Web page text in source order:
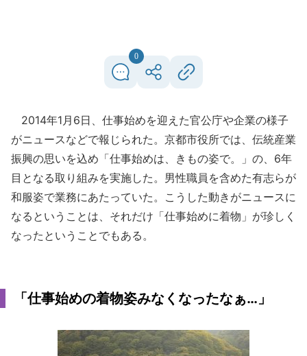
0
2014年1月6日、仕事始めを迎えた官公庁や企業の様子
がニュースなどで報じられた。京都市役所では、伝統産業
振興の思いを込め「仕事始めは、きもの姿で。」の、6年
目となる取り組みを実施した。男性職員を含めた有志らが
和服姿で業務にあたっていた。こうした動きがニュースに
なるということは、それだけ「仕事始めに着物」が珍しく
なったということでもある。
「仕事始めの着物姿みなくなったなぁ…」